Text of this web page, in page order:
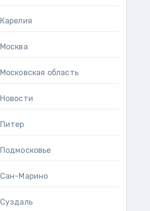
Карелия
Москва
Московская область
Новости
Питер
Подмосковье
Сан-Марино
Суздаль